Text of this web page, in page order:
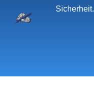
Sicherheit.